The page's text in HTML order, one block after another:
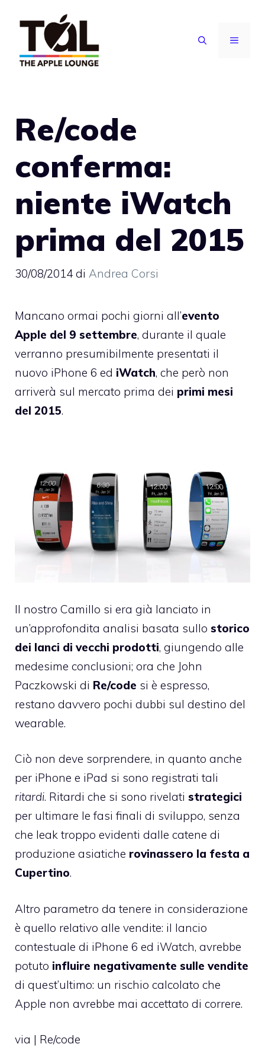
contenuto
MENU
Re/code
conferma:
niente iWatch
prima del 2015
30/08/2014 di Andrea Corsi
Mancano ormai pochi giorni all’evento
Apple del 9 settembre, durante il quale
verranno presumibilmente presentati il
nuovo iPhone 6 ed iWatch, che però non
arriverà sul mercato prima dei primi mesi
del 2015.
Il nostro Camillo si era già lanciato in
un’approfondita analisi basata sullo storico
dei lanci di vecchi prodotti, giungendo alle
medesime conclusioni; ora che John
Paczkowski di Re/code si è espresso,
restano davvero pochi dubbi sul destino del
wearable.
Ciò non deve sorprendere, in quanto anche
per iPhone e iPad si sono registrati tali
ritardi. Ritardi che si sono rivelati strategici
per ultimare le fasi finali di sviluppo, senza
che leak troppo evidenti dalle catene di
produzione asiatiche rovinassero la festa a
Cupertino.
Altro parametro da tenere in considerazione
è quello relativo alle vendite: il lancio
contestuale di iPhone 6 ed iWatch, avrebbe
potuto influire negativamente sulle vendite
di quest’ultimo: un rischio calcolato che
Apple non avrebbe mai accettato di correre.
via | Re/code